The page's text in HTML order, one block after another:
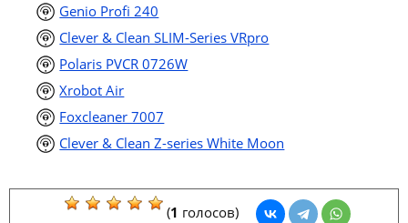
Genio Profi 240
Clever & Clean SLIM-Series VRpro
Polaris PVCR 0726W
Xrobot Air
Foxcleaner 7007
Clever & Clean Z-series White Moon
(1 голосов)